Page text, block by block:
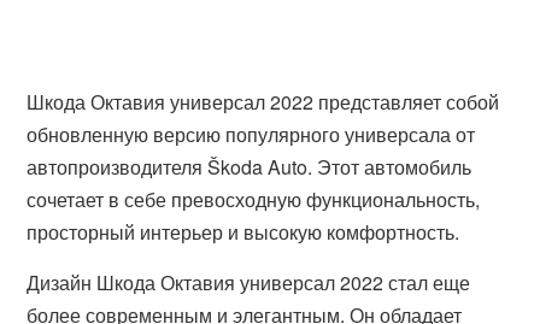
Шкода Октавия универсал 2022 представляет собой
обновленную версию популярного универсала от
автопроизводителя Škoda Auto. Этот автомобиль
сочетает в себе превосходную функциональность,
просторный интерьер и высокую комфортность.
Дизайн Шкода Октавия универсал 2022 стал еще
более современным и элегантным. Он обладает